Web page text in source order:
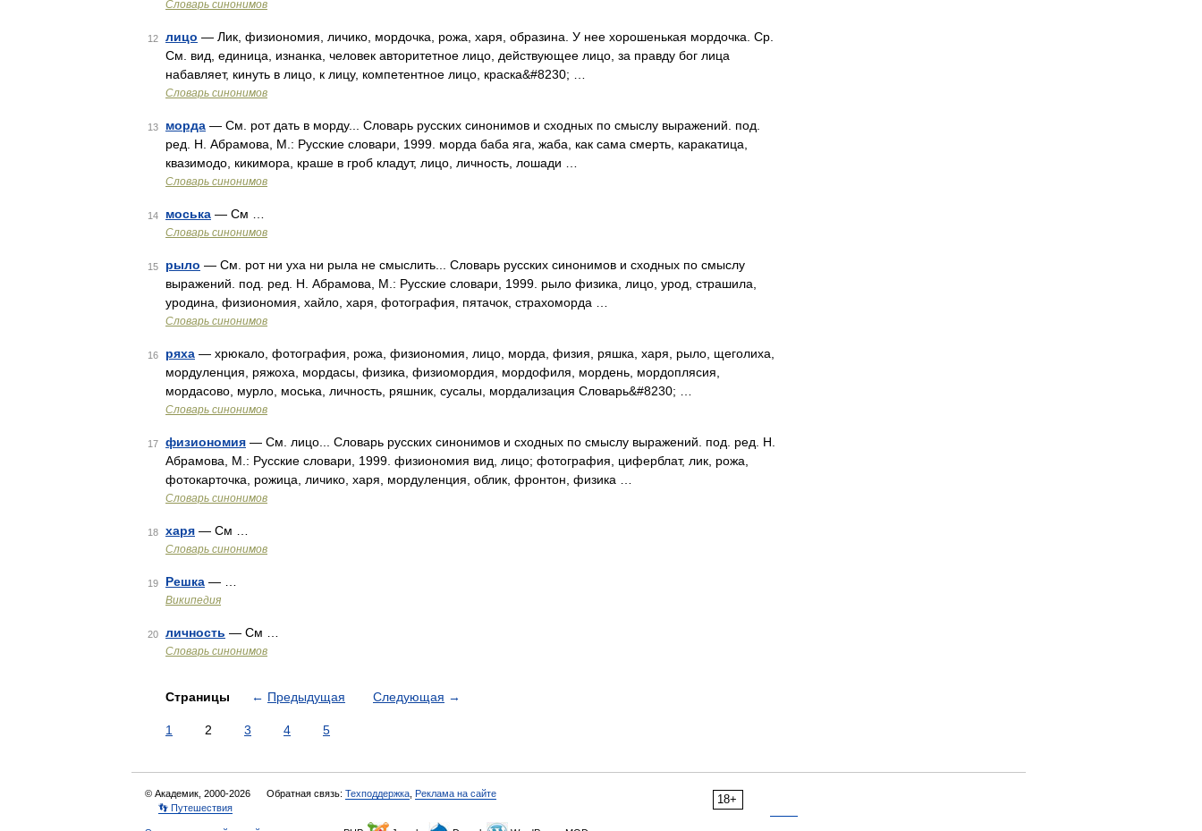
Словарь синонимов
12 лицо — Лик, физиономия, личико, мордочка, рожа, харя, образина. У нее хорошенькая мордочка. Ср.
См. вид, единица, изнанка, человек авторитетное лицо, действующее лицо, за правду бог лица
набавляет, кинуть в лицо, к лицу, компетентное лицо, краска&#8230; …
Словарь синонимов
13 морда — См. рот дать в морду... Словарь русских синонимов и сходных по смыслу выражений. под.
ред. Н. Абрамова, М.: Русские словари, 1999. морда баба яга, жаба, как сама смерть, каракатица,
квазимодо, кикимора, краше в гроб кладут, лицо, личность, лошади …
Словарь синонимов
14 моська — См …
Словарь синонимов
15 рыло — См. рот ни уха ни рыла не смыслить... Словарь русских синонимов и сходных по смыслу
выражений. под. ред. Н. Абрамова, М.: Русские словари, 1999. рыло физика, лицо, урод, страшила,
уродина, физиономия, хайло, харя, фотография, пятачок, страхоморда …
Словарь синонимов
16 ряха — хрюкало, фотография, рожа, физиономия, лицо, морда, физия, ряшка, харя, рыло, щеголиха,
мордуленция, ряжоха, мордасы, физика, физиомордия, мордофиля, мордень, мордоплясия,
мордасово, мурло, моська, личность, ряшник, сусалы, мордализация Словарь&#8230; …
Словарь синонимов
17 физиономия — См. лицо... Словарь русских синонимов и сходных по смыслу выражений. под. ред. Н.
Абрамова, М.: Русские словари, 1999. физиономия вид, лицо; фотография, циферблат, лик, рожа,
фотокарточка, рожица, личико, харя, мордуленция, облик, фронтон, физика …
Словарь синонимов
18 харя — См …
Словарь синонимов
19 Решка — …
Википедия
20 личность — См …
Словарь синонимов
Страницы ← Предыдущая Следующая →
1 2 3 4 5
18+
© Академик, 2000-2026 Обратная связь: Техподдержка Реклама на сайте
👣 Путешествия